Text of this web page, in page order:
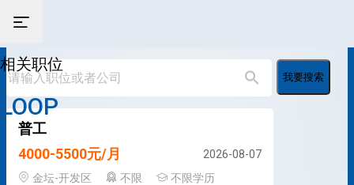
相关职位
LOOP
我要搜索
普工
4000-5500元/月
2026-08-07
金坛-开发区
不限 不限学历